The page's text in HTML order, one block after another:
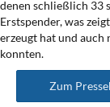
denen schließlich 33
Erstspender, was
erzeugt hat und auch
konnten.
Zum